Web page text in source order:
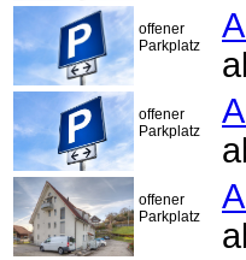
offener
Parkplatz
offener
Parkplatz
offener
Parkplatz